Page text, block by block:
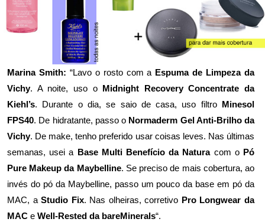
Marina Smith: “Lavo o rosto com a Espuma de Limpeza da
Vichy. A noite, uso o Midnight Recovery Concentrate da
Kiehl’s. Durante o dia, se saio de casa, uso filtro Minesol
FPS40. De hidratante, passo o Normaderm Gel Anti-Brilho da
Vichy. De make, tenho preferido usar coisas leves. Nas últimas
semanas, usei a Base Multi Benefício da Naturacom o Pó
Pure Makeup da Maybelline. Se preciso de mais cobertura, ao
invés do pó da Maybelline, passo um pouco da base em pó da
MAC, aStudio Fix. Nas olheiras, corretivo Pro Longwear da
MAC e Well-Rested da bareMinerals“.